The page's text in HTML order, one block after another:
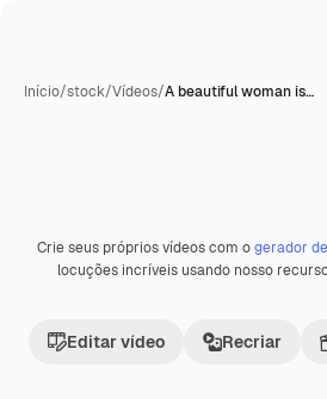
Início/stock/Vídeos/A beautiful woman is…
Premium
Crie seus próprios vídeos com ogerador
locuções incríveis usando nosso
Editar vídeo Recriar